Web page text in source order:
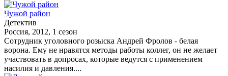
Чужой район
Детектив
Россия, 2012, 1 сезон
Сотрудник уголовного розыска Андрей Фролов - белая
ворона. Ему не нравятся методы работы коллег, он не желает
участвовать в допросах, которые ведутся с применением
насилия и давления....